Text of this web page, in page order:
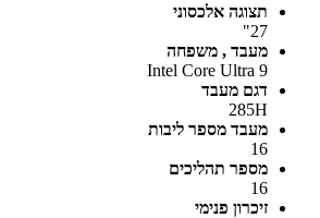
תצוגה אלכסוני
27"
מעבד , משפחה
Intel Core Ultra 9
דגם מעבד
285H
מעבד מספר ליבות
16
מספר תהליכים
16
זיכרון פנימי